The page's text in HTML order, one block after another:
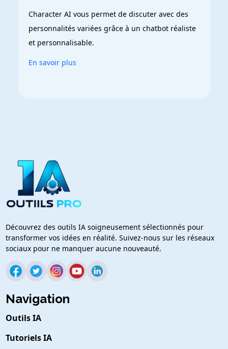
Character AI vous permet de discuter avec des
personnalités variées grâce à un chatbot réaliste
et personnalisable.
En savoir plus
Découvrez des outils IA soigneusement sélectionnés pour
transformer vos idées en réalité. Suivez-nous sur les réseaux
sociaux pour ne manquer aucune nouveauté.
Navigation
Outils IA
Tutoriels IA